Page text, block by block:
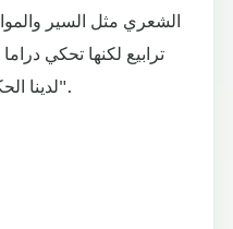
الشعري مثل السير
ترابيع لكنها تحكي
لدينا الحكايات والأمثال والتعاويذ وغيرها".